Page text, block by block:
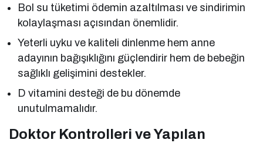
Bol su tüketimi ödemin azaltılması ve sindirimin
kolaylaşması açısından önemlidir.
Yeterli uyku ve kaliteli dinlenme hem anne
adayının bağışıklığını güçlendirir hem de bebeğin
sağlıklı gelişimini destekler.
D vitamini desteği de bu dönemde
unutulmamalıdır.
Doktor Kontrolleri ve Yapılan